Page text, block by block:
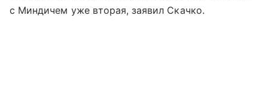
с Миндичем уже вторая, заявил Скачко.